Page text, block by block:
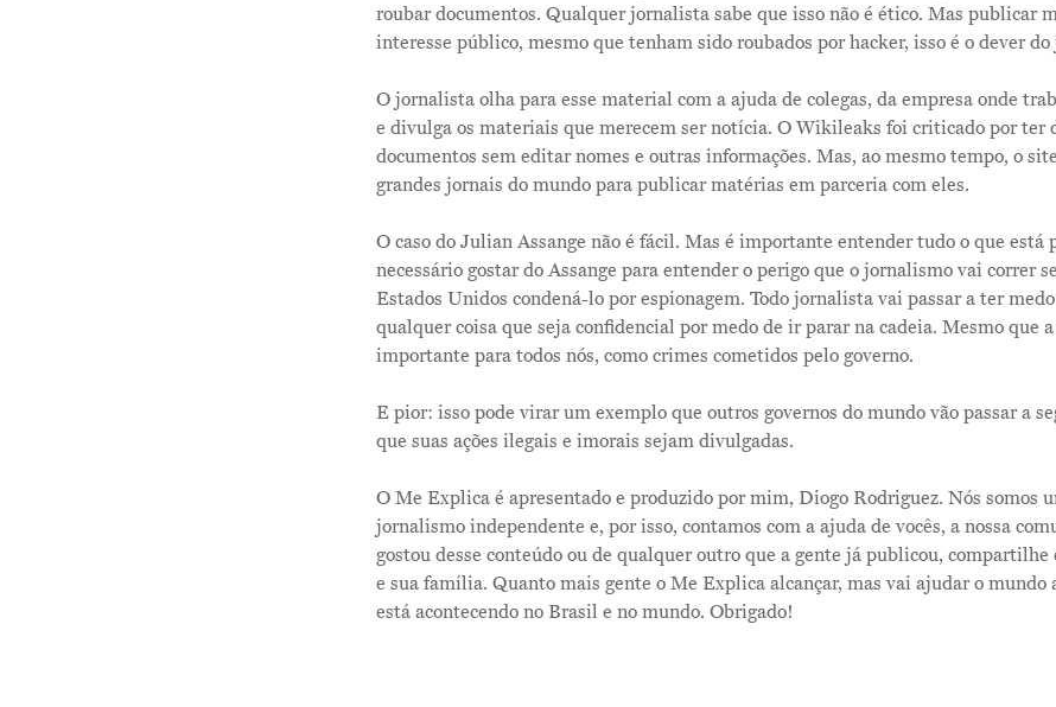
roubar documentos. Qualquer jornalista sabe que isso não é ético. Mas publicar
interesse público, mesmo que tenham sido roubados por hacker, isso é o dever
O jornalista olha para esse material com a ajuda de colegas, da empresa onde
e divulga os materiais que merecem ser notícia. O Wikileaks foi criticado por ter
documentos sem editar nomes e outras informações. Mas, ao mesmo tempo, o
grandes jornais do mundo para publicar matérias em parceria com eles.
O caso do Julian Assange não é fácil. Mas é importante entender tudo o que está
necessário gostar do Assange para entender o perigo que o jornalismo vai correr
Estados Unidos condená-lo por espionagem. Todo jornalista vai passar a ter
qualquer coisa que seja confidencial por medo de ir parar na cadeia. Mesmo que
importante para todos nós, como crimes cometidos pelo governo.
E pior: isso pode virar um exemplo que outros governos do mundo vão passar a
que suas ações ilegais e imorais sejam divulgadas.
O Me Explica é apresentado e produzido por mim, Diogo Rodriguez. Nós somos
jornalismo independente e, por isso, contamos com a ajuda de vocês, a nossa
gostou desse conteúdo ou de qualquer outro que a gente já publicou, compartilhe
e sua família. Quanto mais gente o Me Explica alcançar, mas vai ajudar o mundo
está acontecendo no Brasil e no mundo. Obrigado!